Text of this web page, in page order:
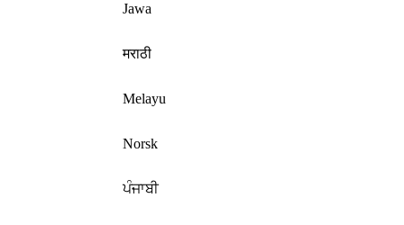
Jawa
मराठी
Melayu
Norsk
ਪੰਜਾਬੀ